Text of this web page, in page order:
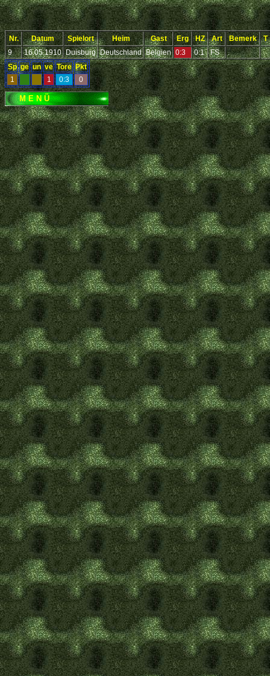
Nr. Datum Spielort Heim Gast Erg HZ Art Bemerk
T
9
16.05.1910 Duisburg Deutschland Belgien 0:3 0:1 FS
.
Sp ge un ve Tore Pkt
1
1 0:3 0
M E N Ü